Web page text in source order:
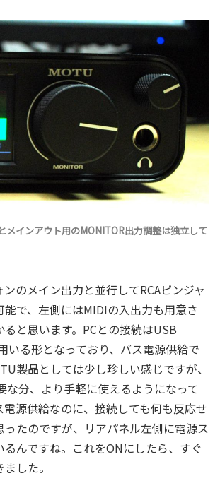
メインアウト用のMONITOR出力調整は独立して
のメイン出力と並行してRCAピンジャ
能で、左側にはMIDIの入出力も用意さ
と思います。PCとの接続はUSB
いる形となっており、バス電源供給で
製品としては少し珍しい感じですが、
な分、より手軽に使えるようになって
電源供給なのに、接続しても何も反応せ
たのですが、リアパネル左側に電源ス
んですね。これをONにしたら、すぐ
した。